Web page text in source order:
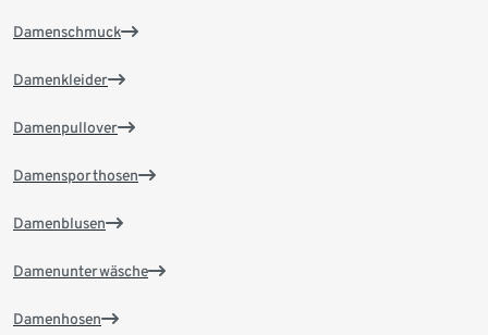
Damenschmuck
Damenkleider
Damenpullover
Damensporthosen
Damenblusen
Damenunterwäsche
Damenhosen